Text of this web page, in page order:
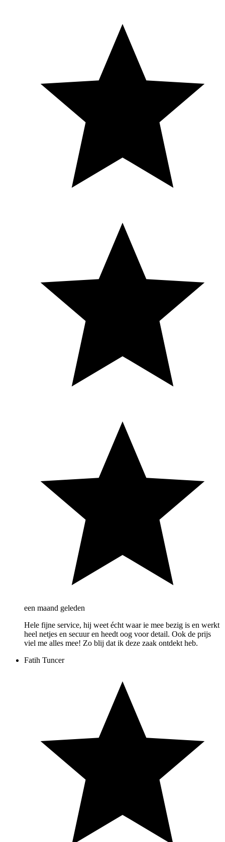
een maand geleden
Hele fijne service, hij weet écht waar ie mee bezig is en werkt
heel netjes en secuur en heedt oog voor detail. Ook de prijs
viel me alles mee! Zo blij dat ik deze zaak ontdekt heb.
Fatih Tuncer